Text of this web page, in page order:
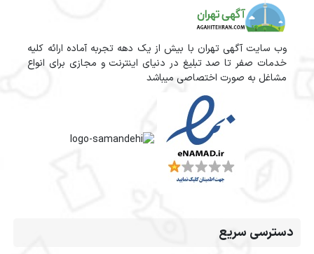
وب سایت آگهی تهران با بیش از یک دهه تجربه آماده ارائه کلیه
خدمات صفر تا صد تبلیغ در دنیای اینترنت و مجازی برای انواع
مشاغل به صورت اختصاصی میباشد
دسترسی سریع